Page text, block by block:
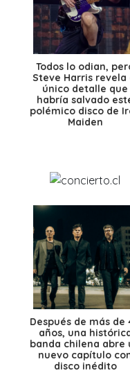
Todos lo odian,
Steve Harris revela
único detalle que
habría salvado
polémico disco de
Maiden
Después de más de
años, una
banda chilena abre
nuevo capítulo
disco inédito